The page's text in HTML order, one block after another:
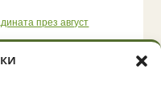
през август